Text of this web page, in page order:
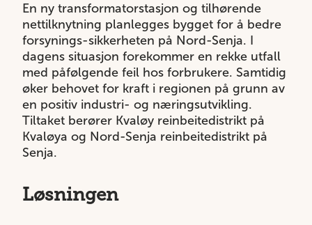
En ny transformatorstasjon og tilhørende
nettilknytning planlegges bygget for å bedre
forsynings-sikkerheten på Nord-Senja. I
dagens situasjon forekommer en rekke utfall
med påfølgende feil hos forbrukere. Samtidig
øker behovet for kraft i regionen på grunn av
en positiv industri- og næringsutvikling.
Tiltaket berører Kvaløy reinbeitedistrikt på
Kvaløya og Nord-Senja reinbeitedistrikt på
Senja.
Løsningen